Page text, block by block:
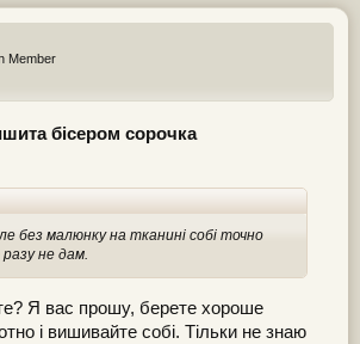
Member
бісером сорочка
без малюнку на тканині собі точно
не дам.
Я вас прошу, берете хороше
і вишивайте собі. Тільки не знаю